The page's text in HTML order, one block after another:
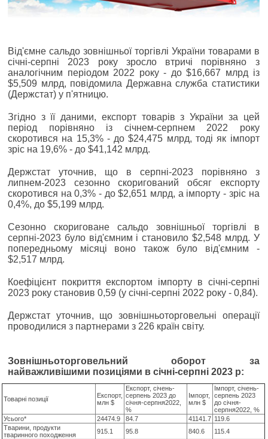
Від'ємне сальдо зовнішньої торгівлі України товарами в
січні-серпні 2023 року зросло втричі порівняно з
аналогічним періодом 2022 року - до $16,667 млрд із
$5,509 млрд, повідомила Державна служба статистики
(Держстат) у п'ятницю.
Згідно з її даними, експорт товарів з України за цей
період порівняно із січнем-серпнем 2022 року
скоротився на 15,3% - до $24,475 млрд, тоді як імпорт
зріс на 19,6% - до $41,142 млрд.
Держстат уточнив, що в серпні-2023 порівняно з
липнем-2023 сезонно скоригований обсяг експорту
скоротився на 0,3% - до $2,651 млрд, а імпорту - зріс на
0,4%, до $5,199 млрд.
Сезонно скориговане сальдо зовнішньої торгівлі в
серпні-2023 було від'ємним і становило $2,548 млрд. У
попередньому місяці воно також було від'ємним -
$2,517 млрд.
Коефіцієнт покриття експортом імпорту в січні-серпні
2023 року становив 0,59 (у січні-серпні 2022 року - 0,84).
Держстат уточнив, що зовнішньоторговельні операції
проводилися з партнерами з 226 країн світу.
Зовнішньоторговельний оборот за
найважливішими позиціями в січні-серпні 2023 р:
Товарні позиції
Експорт,
млн $
Експорт, січень-
серпень 2023 до
січня-серпня2022,
%
Імпорт,
млн $
Імпорт, січень-
серпень 2023
до січня-
серпня2022, %
Усього*
24474.9 84.7 41141.7 119.6
Тварини, продукти
тваринного походження
915.1 95.8 840.6
115.4